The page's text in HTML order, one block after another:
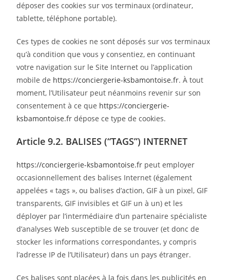
déposer des cookies sur vos terminaux (ordinateur,
tablette, téléphone portable).
Ces types de cookies ne sont déposés sur vos terminaux
qu’à condition que vous y consentiez, en continuant
votre navigation sur le Site Internet ou l’application
mobile de https://conciergerie-ksbamontoise.fr. À tout
moment, l’Utilisateur peut néanmoins revenir sur son
consentement à ce que https://conciergerie-
ksbamontoise.fr dépose ce type de cookies.
Article 9.2. BALISES (“TAGS”) INTERNET
https://conciergerie-ksbamontoise.fr peut employer
occasionnellement des balises Internet (également
appelées « tags », ou balises d’action, GIF à un pixel, GIF
transparents, GIF invisibles et GIF un à un) et les
déployer par l’intermédiaire d’un partenaire spécialiste
d’analyses Web susceptible de se trouver (et donc de
stocker les informations correspondantes, y compris
l’adresse IP de l’Utilisateur) dans un pays étranger.
Ces balises sont placées à la fois dans les publicités en